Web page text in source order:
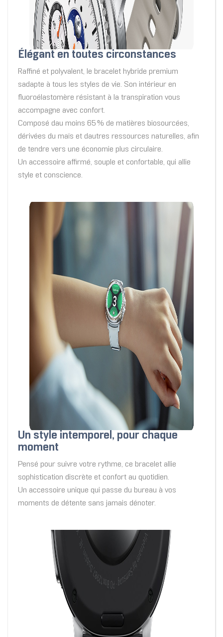
Élégant en toutes circonstances
Raffiné et polyvalent, le bracelet hybride premium
sadapte à tous les styles de vie. Son intérieur en
fluoroélastomère résistant à la transpiration vous
accompagne avec confort.
Composé dau moins 65 % de matières biosourcées,
dérivées du maïs et dautres ressources naturelles, afin
de tendre vers une économie plus circulaire.
Un accessoire affirmé, souple et confortable, qui allie
style et conscience.
Un style intemporel, pour chaque
moment
Pensé pour suivre votre rythme, ce bracelet allie
sophistication discrète et confort au quotidien.
Un accessoire unique qui passe du bureau à vos
moments de détente sans jamais dénoter.